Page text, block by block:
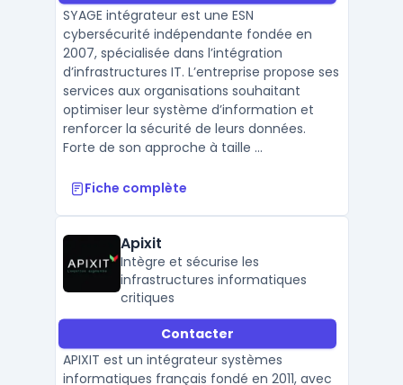
SYAGE intégrateur est une ESN
cybersécurité indépendante fondée en
2007, spécialisée dans l’intégration
d’infrastructures IT. L’entreprise propose ses
services aux organisations souhaitant
optimiser leur système d’information et
renforcer la sécurité de leurs données.
Forte de son approche à taille ...
Fiche complète
Apixit
Intègre et sécurise les
infrastructures informatiques
critiques
Contacter
APIXIT est un intégrateur systèmes
informatiques français fondé en 2011, avec